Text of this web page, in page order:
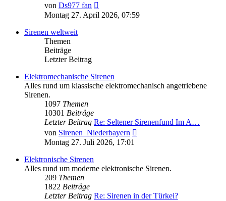
von Ds977 fan
Beitrag
Montag 27. April 2026, 07:59
Sirenen weltweit
Themen
Beiträge
Letzter Beitrag
Elektromechanische Sirenen
Alles rund um klassische elektromechanisch angetriebene
Sirenen.
1097 Themen
10301 Beiträge
Letzter Beitrag Re: Seltener Sirenenfund Im A…
von Sirenen_Niederbayern
Montag 27. Juli 2026, 17:01
Elektronische Sirenen
Alles rund um moderne elektronische Sirenen.
209 Themen
1822 Beiträge
Letzter Beitrag Re: Sirenen in der Türkei?